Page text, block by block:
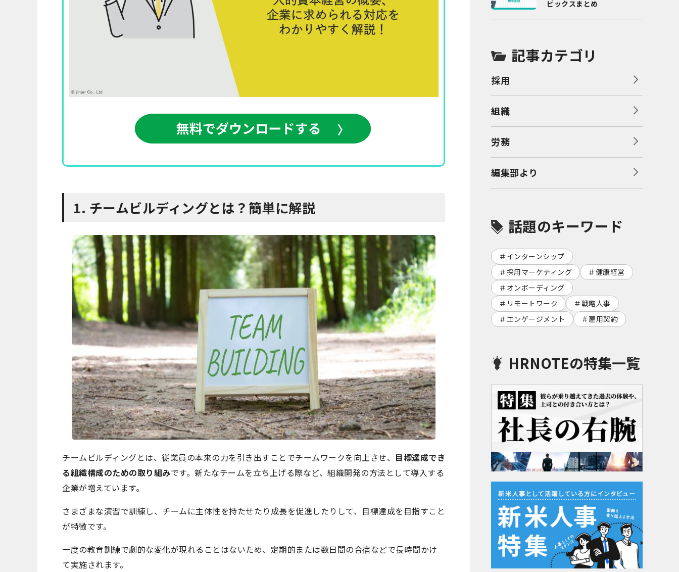
1. チームビルディングとは？簡単に解説
チームビルディングとは、従業員の本来の力を引き出すことでチームワークを向上させ、 目標達成でき
る組織構成のための取り組みです。新たなチームを立ち上げる際など、組織開発の方法として導入する
企業が増えています。
さまざまな演習で訓練し、チームに主体性を持たせたり成長を促進したりして、目標達成を目指すこと
が特徴です。
一度の教育訓練で劇的な変化が現れることはないため、定期的または数日間の合宿などで長時間かけ
て実施されます。
ピックスまとめ
記事カテゴリ
採用
組織
労務
編集部より
話題のキーワード
インターンシップ
採用マーケティング
健康経営
オンボーディング
リモートワーク
戦略人事
エンゲージメント
雇用契約
HRNOTEの特集一覧